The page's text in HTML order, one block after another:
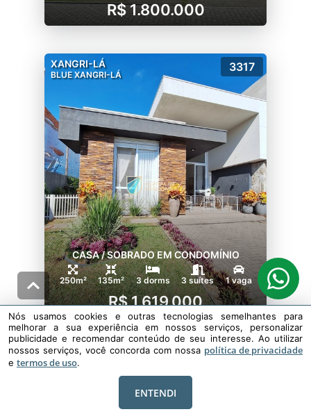
R$ 1.800.000
XANGRI-LÁ
BLUE XANGRI-LÁ
3317
CASA / SOBRADO EM CONDOMÍNIO
250m² 135m² 3 dorms 3 suítes 1 vaga
R$ 1.619.000
XANGRI-LÁ
BLUE XANGRI-LÁ
1915
Nós usamos cookies e outras tecnologias semelhantes para
melhorar a sua experiência em nossos serviços, personalizar
publicidade e recomendar conteúdo de seu interesse. Ao utilizar
nossos serviços, você concorda com nossa política de privacidade
e termos de uso.
ENTENDI